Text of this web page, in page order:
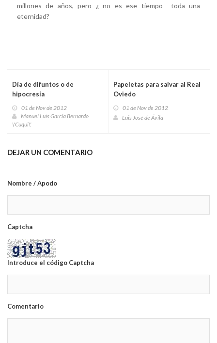
millones de años, pero ¿ no es ese tiempo toda una
eternidad?
Día de difuntos o de
hipocresía
01 de Nov de 2012
Manuel Luis García Bernardo
\'Cuqui\'
Papeletas para salvar al Real
Oviedo
01 de Nov de 2012
Luis José de Ávila
DEJAR UN COMENTARIO
Nombre / Apodo
Captcha
Introduce el código Captcha
Comentario